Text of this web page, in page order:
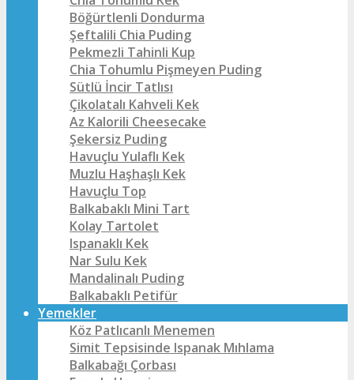
Böğürtlenli Dondurma
Şeftalili Chia Puding
Pekmezli Tahinli Kup
Chia Tohumlu Pişmeyen Puding
Sütlü İncir Tatlısı
Çikolatalı Kahveli Kek
Az Kalorili Cheesecake
Şekersiz Puding
Havuçlu Yulaflı Kek
Muzlu Haşhaşlı Kek
Havuçlu Top
Balkabaklı Mini Tart
Kolay Tartolet
Ispanaklı Kek
Nar Sulu Kek
Mandalinalı Puding
Balkabaklı Petifür
Yemekler
Köz Patlıcanlı Menemen
Simit Tepsisinde Ispanak Mıhlama
Balkabağı Çorbası